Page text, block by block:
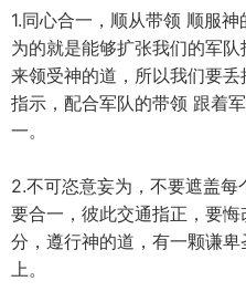
1.同心合一，顺从带领 顺服
为的就是能够扩张我们的军
来领受神的道，所以我们要
指示，配合军队的带领 跟着
一。
2.不可恣意妄为，不要遮盖
要合一，彼此交通指正，要
分，遵行神的道，有一颗谦
上。